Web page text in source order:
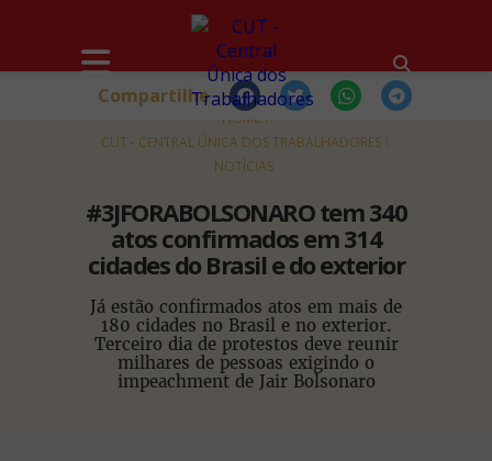
HOME
CUT - CENTRAL ÚNICA DOS TRABALHADORES
NOTÍCIAS
#3JFORABOLSONARO tem 340
atos confirmados em 314
cidades do Brasil e do exterior
Já estão confirmados atos em mais de
180 cidades no Brasil e no exterior.
Terceiro dia de protestos deve reunir
milhares de pessoas exigindo o
impeachment de Jair Bolsonaro
Compartilhe